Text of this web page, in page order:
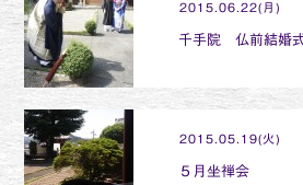
2015.06.22(月)
千手院 仏前結婚
2015.05.19(火)
５月坐禅会